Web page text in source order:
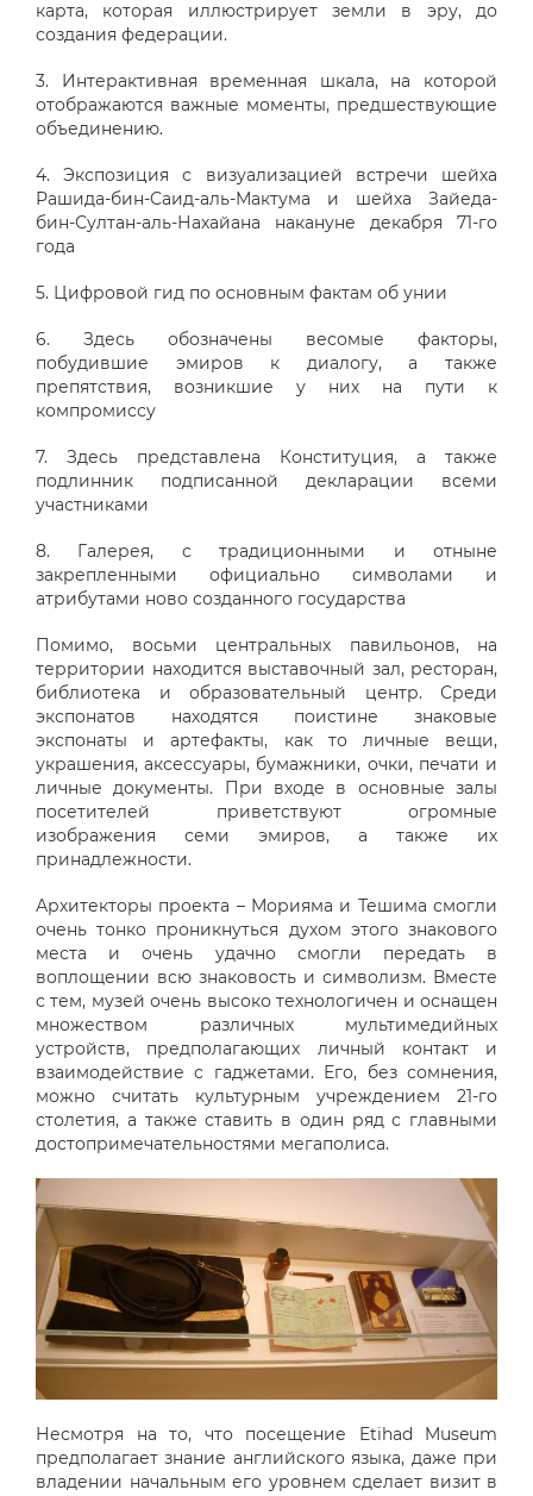
карта, которая иллюстрирует земли в эру, до
создания федерации.
3. Интерактивная временная шкала, на которой
отображаются важные моменты, предшествующие
объединению.
4. Экспозиция с визуализацией встречи шейха
Рашида-бин-Саид-аль-Мактума и шейха Зайеда-
бин-Султан-аль-Нахайана накануне декабря 71-го
года
5. Цифровой гид по основным фактам об унии
6. Здесь обозначены весомые факторы,
побудившие эмиров к диалогу, а также
препятствия, возникшие у них на пути к
компромиссу
7. Здесь представлена Конституция, а также
подлинник подписанной декларации всеми
участниками
8. Галерея, с традиционными и отныне
закрепленными официально символами и
атрибутами ново созданного государства
Помимо, восьми центральных павильонов, на
территории находится выставочный зал, ресторан,
библиотека и образовательный центр. Среди
экспонатов находятся поистине знаковые
экспонаты и артефакты, как то личные вещи,
украшения, аксессуары, бумажники, очки, печати и
личные документы. При входе в основные залы
посетителей приветствуют огромные
изображения семи эмиров, а также их
принадлежности.
Архитекторы проекта – Морияма и Тешима смогли
очень тонко проникнуться духом этого знакового
места и очень удачно смогли передать в
воплощении всю знаковость и символизм. Вместе
с тем, музей очень высоко технологичен и оснащен
множеством различных мультимедийных
устройств, предполагающих личный контакт и
взаимодействие с гаджетами. Его, без сомнения,
можно считать культурным учреждением 21-го
столетия, а также ставить в один ряд с главными
достопримечательностями мегаполиса.
Несмотря на то, что посещение Etihad Museum
предполагает знание английского языка, даже при
владении начальным его уровнем сделает визит в